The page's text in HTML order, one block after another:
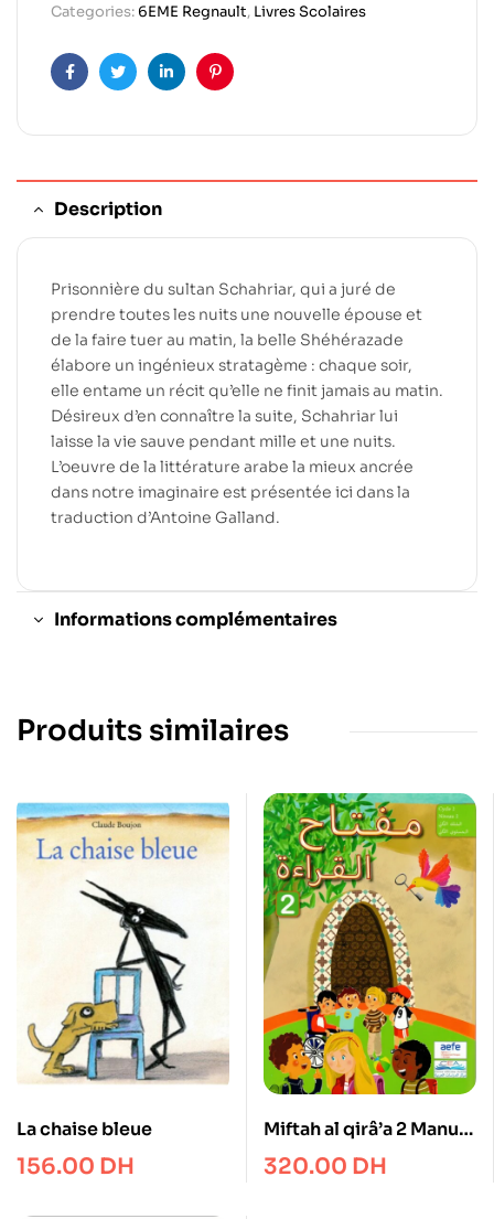
Categories: 6EME Regnault, Livres Scolaires
FacebookTwitterLinkedinPinterest
Description
Prisonnière du sultan Schahriar, qui a juré de
prendre toutes les nuits une nouvelle épouse et
de la faire tuer au matin, la belle Shéhérazade
élabore un ingénieux stratagème : chaque soir,
elle entame un récit qu’elle ne finit jamais au matin.
Désireux d’en connaître la suite, Schahriar lui
laisse la vie sauve pendant mille et une nuits.
L’oeuvre de la littérature arabe la mieux ancrée
dans notre imaginaire est présentée ici dans la
traduction d’Antoine Galland.
Informations complémentaires
Produits similaires
La chaise bleue
156.00 DH
Miftah al qirâ’a 2 Manuel
avec CD+ Cahier
activités
320.00 DH